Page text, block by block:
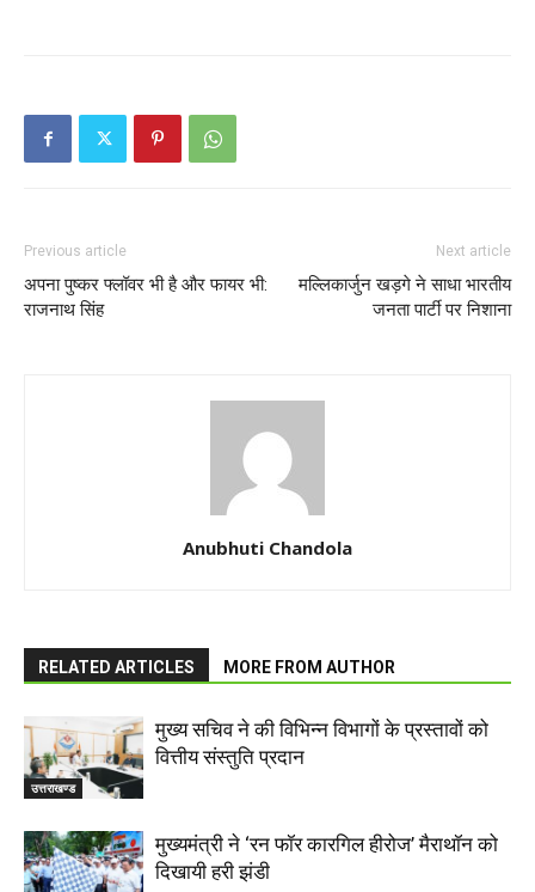
Previous article
अपना पुष्कर फ्लॉवर भी है और फायर भी:
राजनाथ सिंह
Next article
मल्लिकार्जुन खड़गे ने साधा भारतीय
जनता पार्टी पर निशाना
Anubhuti Chandola
RELATED ARTICLES MORE FROM AUTHOR
उत्तराखण्ड
मुख्य सचिव ने की विभिन्न विभागों के प्रस्तावों को
वित्तीय संस्तुति प्रदान
मुख्यमंत्री ने ‘रन फॉर कारगिल हीरोज’ मैराथॉन को
दिखायी हरी झंडी